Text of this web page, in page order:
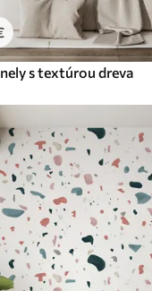
s textúrou dreva